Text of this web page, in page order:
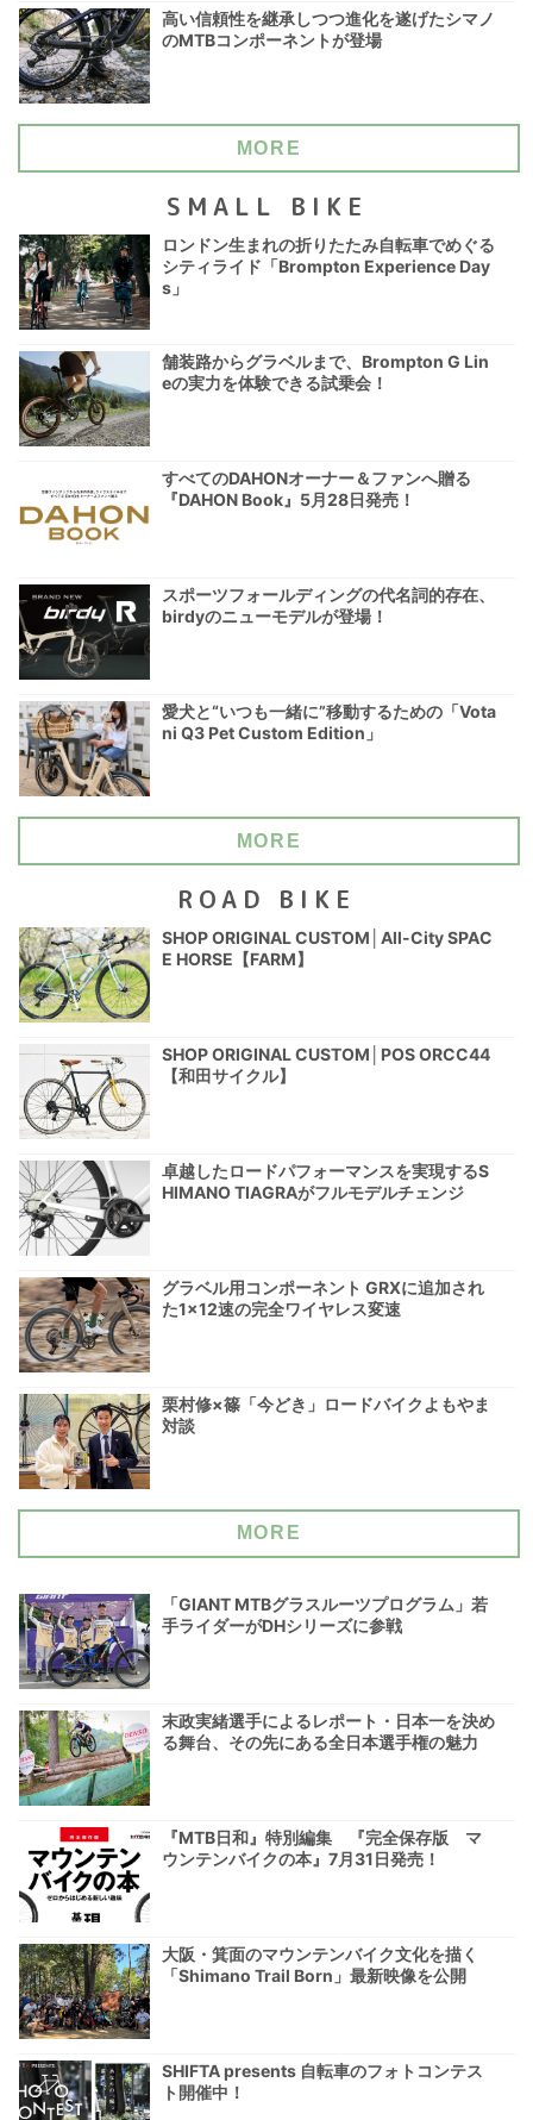
高い信頼性を継承しつつ進化を遂げたシマノ
のMTBコンポーネントが登場
MORE
SMALL BIKE
ロンドン生まれの折りたたみ自転車でめぐる
シティライド「Brompton Experience Day
s」
舗装路からグラベルまで、Brompton G Lin
eの実力を体験できる試乗会！
すべてのDAHONオーナー＆ファンへ贈る
『DAHON Book』5月28日発売！
スポーツフォールディングの代名詞的存在、
birdyのニューモデルが登場！
愛犬と“いつも一緒に”移動するための「Vota
ni Q3 Pet Custom Edition」
MORE
ROAD BIKE
SHOP ORIGINAL CUSTOM│All-City SPAC
E HORSE【FARM】
SHOP ORIGINAL CUSTOM│POS ORCC44
【和田サイクル】
卓越したロードパフォーマンスを実現するS
HIMANO TIAGRAがフルモデルチェンジ
グラベル用コンポーネント GRXに追加され
た1×12速の完全ワイヤレス変速
栗村修×篠「今どき」ロードバイクよもやま
対談
MORE
「GIANT MTBグラスルーツプログラム」若
手ライダーがDHシリーズに参戦
末政実緒選手によるレポート・日本一を決め
る舞台、その先にある全日本選手権の魅力
『MTB日和』特別編集 『完全保存版 マ
ウンテンバイクの本』7月31日発売！
大阪・箕面のマウンテンバイク文化を描く
「Shimano Trail Born」最新映像を公開
SHIFTA presents 自転車のフォトコンテス
ト開催中！